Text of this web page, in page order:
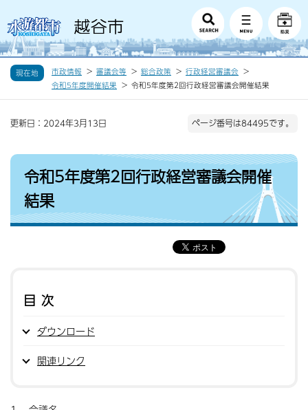
現在地 市政情報 審議会等 総合政策
行政経営審議会
令和5年度開催結果
令和5年度第2回行政経営審議会開催結果
更新日：2024年3月13日 ページ番号は84495です。
令和5年度第2回行政経営審議会開催
結果
目次
ダウンロード
関連リンク